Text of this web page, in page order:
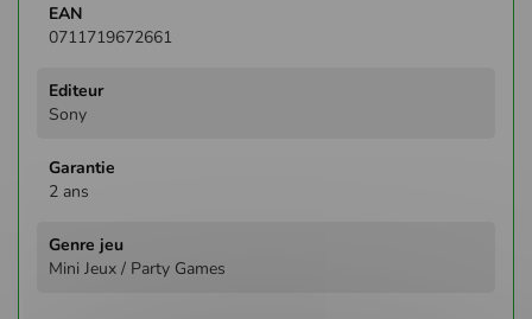
0711719672661
Sony
2 ans
Mini Jeux / Party Games